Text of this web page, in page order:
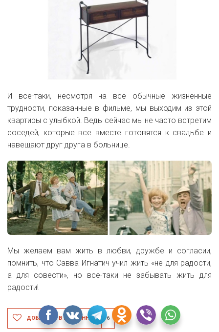
И все-таки, несмотря на все обычные жизненные
трудности, показанные в фильме, мы выходим из этой
квартиры с улыбкой. Ведь сейчас мы не часто встретим
соседей, которые все вместе готовятся к свадьбе и
навещают друг друга в больнице.
Мы желаем вам жить в любви, дружбе и согласии,
помнить, что Савва Игнатич учил жить «не для радости,
а для совести», но все-таки не забывать жить для
радости!
ДОБАВИТЬ В ИЗБРАННОЕ 6